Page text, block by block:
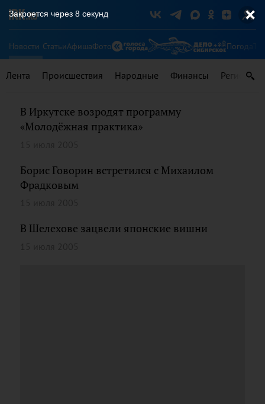
Новости СтатьиАфишаФото Погода
Лента Происшествия Народные Финансы Регионы
В Иркутске возродят программу
«Молодёжная практика»
Борис Говорин встретился с Михаилом
Фрадковым
В Шелехове зацвели японские вишни
Закроется через 8 секунд